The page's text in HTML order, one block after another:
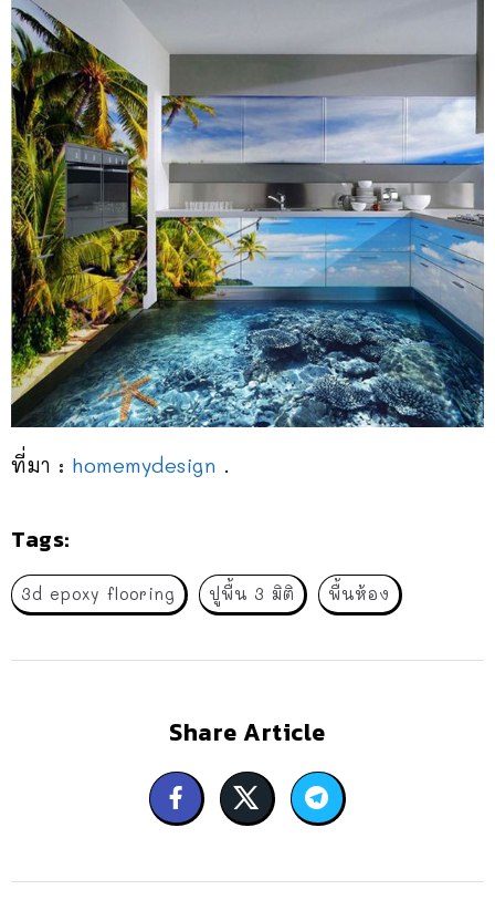
ที่มา : homemydesign .
Tags:
3d epoxy flooring ปูพื้น 3 มิติ พื้นห้อง
Share Article